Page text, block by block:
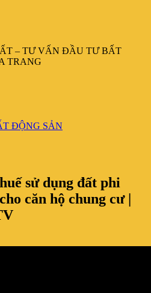
– TƯ VẤN ĐẦU TƯ BẤT
TRANG
ĐỘNG SẢN
sử dụng đất phi
căn hộ chung cư |